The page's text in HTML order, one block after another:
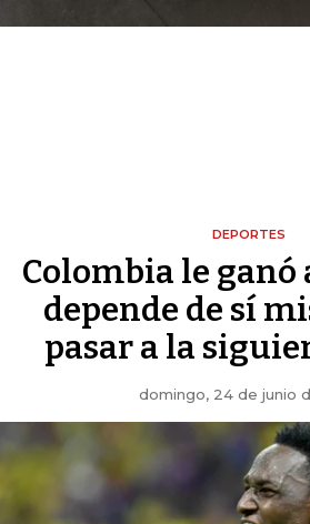
DEPORTES
Colombia le ganó
depende de sí
pasar a la
domingo, 24 de junio